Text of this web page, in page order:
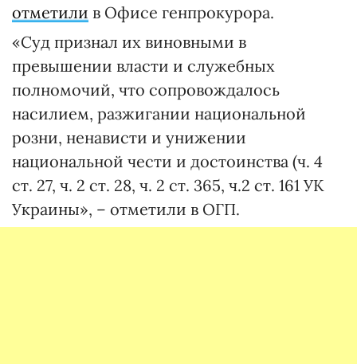
отметили в Офисе генпрокурора.
«Суд признал их виновными в
превышении власти и служебных
полномочий, что сопровождалось
насилием, разжигании национальной
розни, ненависти и унижении
национальной чести и достоинства (ч. 4
ст. 27, ч. 2 ст. 28, ч. 2 ст. 365, ч.2 ст. 161 УК
Украины», – отметили в ОГП.